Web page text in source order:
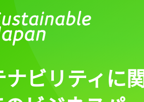
ナビリティに